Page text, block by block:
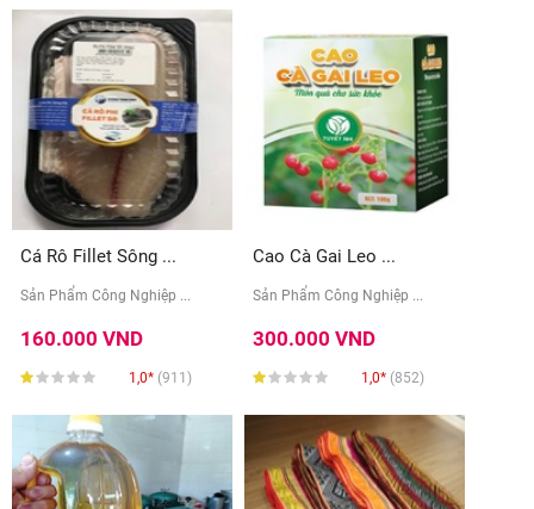
Cá Rô Fillet Sông ...
Sản Phẩm Công Nghiệp ...
160.000 VND
1,0* (911)
Cao Cà Gai Leo ...
Sản Phẩm Công Nghiệp ...
300.000 VND
1,0* (852)